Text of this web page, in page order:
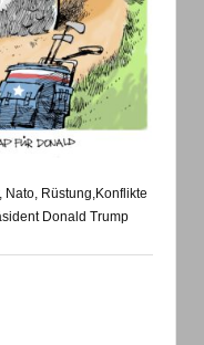
Nato, Rüstung,Konflikte
Donald Trump